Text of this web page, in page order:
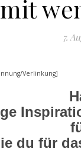
mit
7.
Verlinkung]
du für